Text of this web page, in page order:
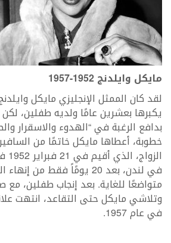
مايكل وايلدنج 1952-1957
لقد كان الممثل الإنجليزي مايكل
يكبرها بعشرين عامًا ولديه طفلين، لكن
بدافع الرغبة في “الهدوء والاسقرار
خطوبة، أعطاها مايكل خاتمًا من
في لندن، بعد 20 يومًاً فقط من
متواضعًا للغاية. بعد إنجاب طفلين، مع
وتلاشي مايكل حتى التقاعد، انتهت
في عام 1957.